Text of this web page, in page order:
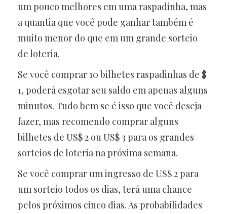
um pouco melhores em uma raspadinha, mas
a quantia que você pode ganhar também é
muito menor do que em um grande sorteio
de loteria.
Se você comprar 10 bilhetes raspadinhas de $
1, poderá esgotar seu saldo em apenas alguns
minutos. Tudo bem se é isso que você deseja
fazer, mas recomendo comprar alguns
bilhetes de US$ 2 ou US$ 3 para os grandes
sorteios de loteria na próxima semana.
Se você comprar um ingresso de US$ 2 para
um sorteio todos os dias, terá uma chance
pelos próximos cinco dias. As probabilidades